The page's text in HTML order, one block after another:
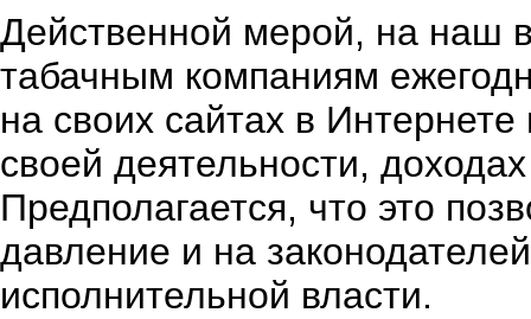
Действенной мерой, на наш
табачным компаниям
на своих сайтах в
своей деятельности,
Предполагается, что это
давление и на
исполнительной власти.